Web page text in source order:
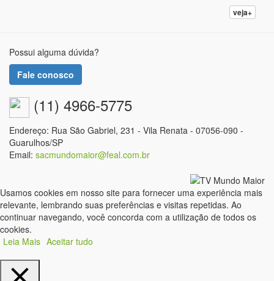
veja+
Possui alguma dúvida?
Fale conosco
(11) 4966-5775
Endereço: Rua São Gabriel, 231 - Vila Renata - 07056-090 -
Guarulhos/SP
Email: sacmundomaior@feal.com.br
Usamos cookies em nosso site para fornecer uma experiência mais
relevante, lembrando suas preferências e visitas repetidas. Ao
continuar navegando, você concorda com a utilização de todos os
cookies.
Leia Mais Aceitar tudo